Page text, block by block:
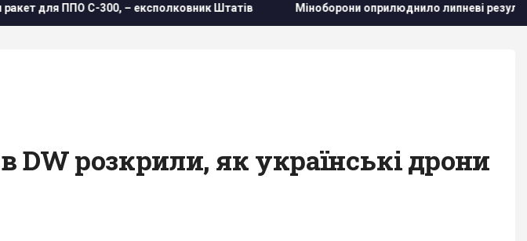
300, – експолковник Штатів Міноборони оприлюднило липневі результати роботи
розкрили, як українські дрони